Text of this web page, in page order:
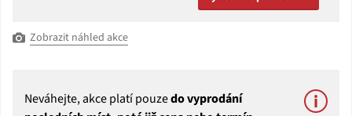
Zobrazit náhled akce
Neváhejte, akce platí pouzedo vyprodání